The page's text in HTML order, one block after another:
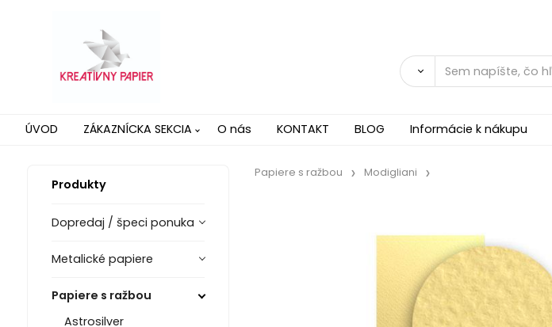
ÚVOD ZÁKAZNÍCKA SEKCIA O nás KONTAKT BLOG Informácie k nákupu
Produkty
Dopredaj / špeci ponuka
Metalické papiere
Papiere s ražbou
Astrosilver
Papiere s ražbou Modigliani